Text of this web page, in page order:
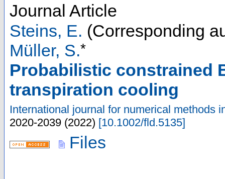
Journal Article
Steins, E. (Corresponding
Müller, S.*
Probabilistic constrained
transpiration cooling
International journal for numerical methods
2020-2039 (2022) [10.1002/fld.5135]
Files